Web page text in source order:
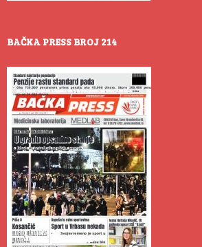
BAČKA PRESS BROJ 214